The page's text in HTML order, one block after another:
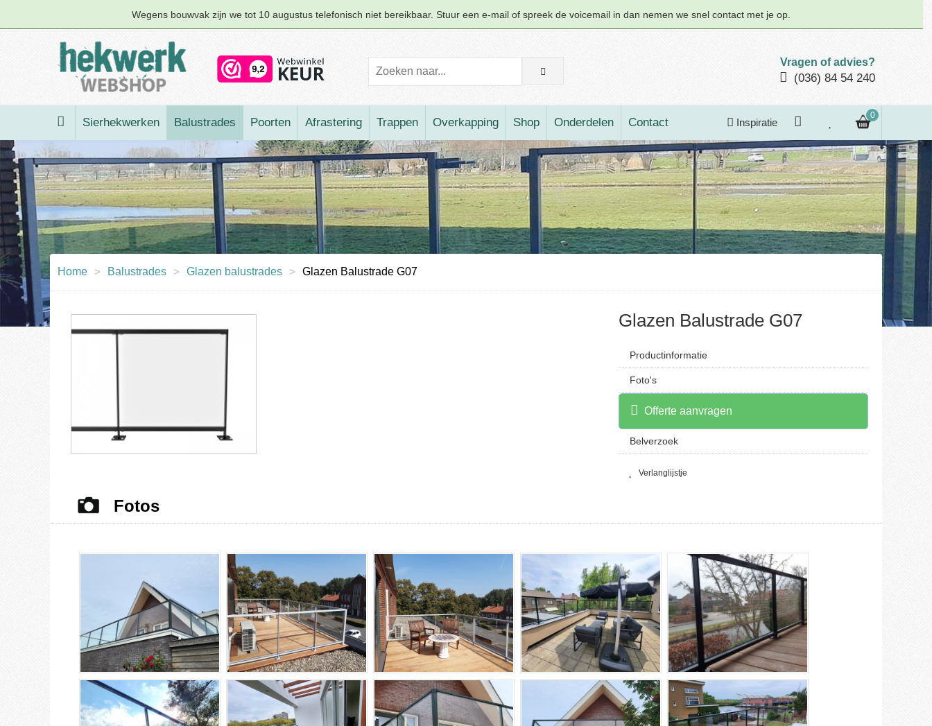
Wegens bouwvak zijn we tot 10 augustus telefonisch niet bereikbaar. Stuur een e-mail of spreek de voicemail in dan nemen we snel contact met je op.
Vragen of advies?
(036) 84 54 240
Sierhekwerken Balustrades Poorten Afrastering Trappen Overkapping Shop Onderdelen Contact Inspiratie
0
Home > Balustrades > Glazen balustrades > Glazen Balustrade G07
Glazen Balustrade G07
Productinformatie
Foto's
Offerte aanvragen
Belverzoek
Verlanglijstje
Fotos